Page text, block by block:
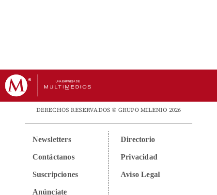
DERECHOS RESERVADOS © GRUPO MILENIO 2026
Newsletters
Contáctanos
Suscripciones
Anúnciate
Directorio
Privacidad
Aviso Legal